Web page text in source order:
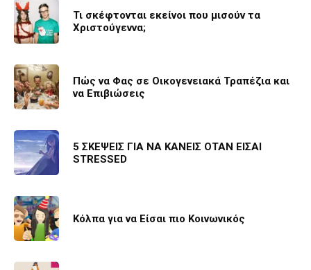
Τι σκέφτονται εκείνοι που μισούν τα
Χριστούγεννα;
Πώς να Φας σε Οικογενειακά Τραπέζια και
να Επιβιώσεις
5 ΣΚΕΨΕΙΣ ΓΙΑ ΝΑ ΚΑΝΕΙΣ ΟΤΑΝ ΕΙΣΑΙ
STRESSED
Κόλπα για να Είσαι πιο Κοινωνικός